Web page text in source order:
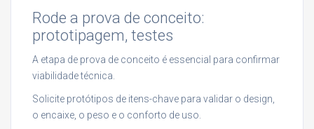
Rode a prova de conceito:
prototipagem, testes
A etapa de prova de conceito é essencial para confirmar
viabilidade técnica.
Solicite protótipos de itens-chave para validar o design,
o encaixe, o peso e o conforto de uso.